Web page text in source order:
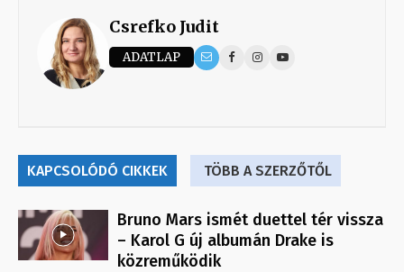
Csrefko Judit
ADATLAP
KAPCSOLÓDÓ CIKKEK TÖBB A SZERZŐTŐL
Bruno Mars ismét duettel tér vissza
– Karol G új albumán Drake is
közreműködik